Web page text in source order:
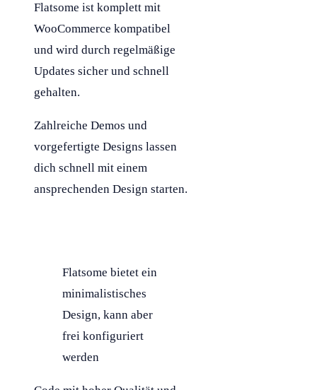
Flatsome ist komplett mit
WooCommerce kompatibel
und wird durch regelmäßige
Updates sicher und schnell
gehalten.
Zahlreiche Demos und
vorgefertigte Designs lassen
dich schnell mit einem
ansprechenden Design starten.
Flatsome bietet ein
minimalistisches
Design, kann aber
frei konfiguriert
werden